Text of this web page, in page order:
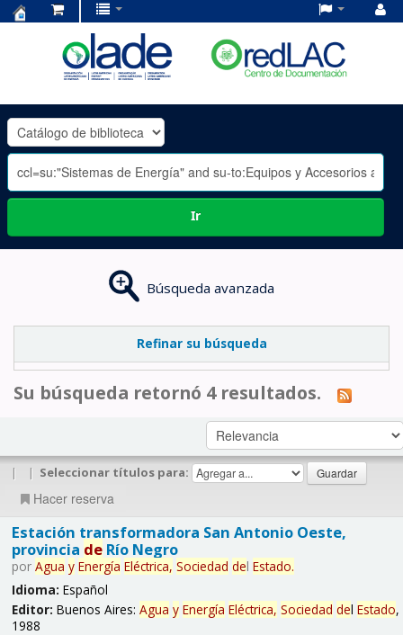
OLADE
-
Ir
Búsqueda avanzada
Refinar su búsqueda
Su búsqueda retornó 4 resultados.
| | Seleccionar títulos para:
Hacer reserva
Estación transformadora San Antonio Oeste,
provincia deRío Negro
por Agua y Energía Eléctrica, Sociedad del Estado.
Idioma: Español
Editor: Buenos Aires: Agua y Energía Eléctrica, Sociedad del Estado,
1988